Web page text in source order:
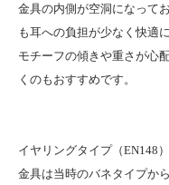
金具の内側が空洞になって
も耳への負担が少なく快適
モチーフの傾きや重さが心
くのもおすすめです。
イヤリングタイプ（EN148
金具は当時のバネタイプか